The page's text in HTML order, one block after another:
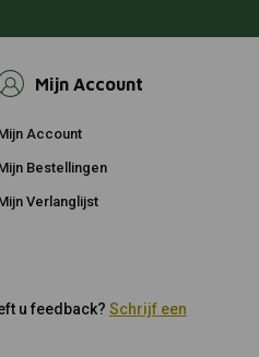
Mijn Account
Account
Bestellingen
Verlanglijst
u feedback? Schrijf een